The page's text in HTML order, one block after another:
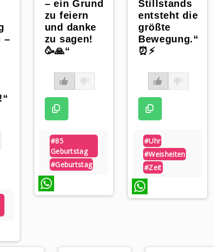
–
– ein Grund
zu feiern
und danke
zu sagen!
🥳🙏“
#85
Geburtstag
#geburtstag
Stillstands
entsteht die
größte
Bewegung.“
⏰⚡
#uhr
#weisheiten
#zeit